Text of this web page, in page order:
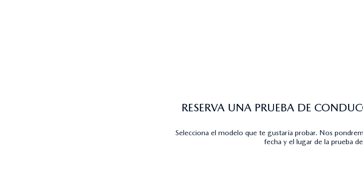
RESERVA UNA PRUEBA DE
Selecciona el modelo que te gustaría probar. Nos
fecha y el lugar de la prueba